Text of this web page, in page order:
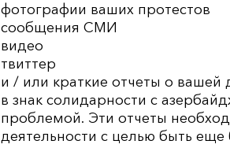
фотографии ваших протестов
сообщения СМИ
видео
твиттер
и / или краткие отчеты о вашей
в знак солидарности с
проблемой. Эти отчеты
деятельности с целью быть